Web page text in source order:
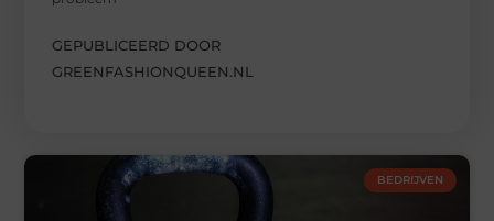
GEPUBLICEERD DOOR
GREENFASHIONQUEEN.NL
BEDRIJVEN